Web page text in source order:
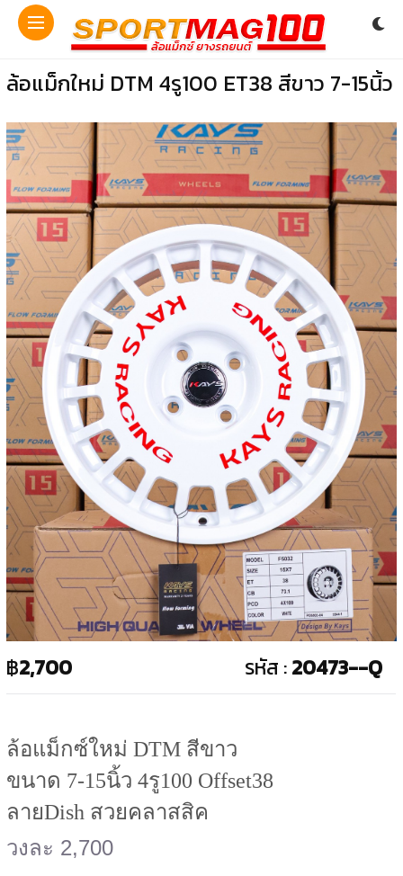
ล้อแม็กใหม่ DTM 4รู100 ET38 สีขาว 7-15นิ้ว
฿2,700 รหัส :20473--Q
ล้อแม็กซ์ใหม่ DTM สีขาว
ขนาด 7-15นิ้ว 4รู100 Offset38
ลายDish สวยคลาสสิค
วงละ 2,700